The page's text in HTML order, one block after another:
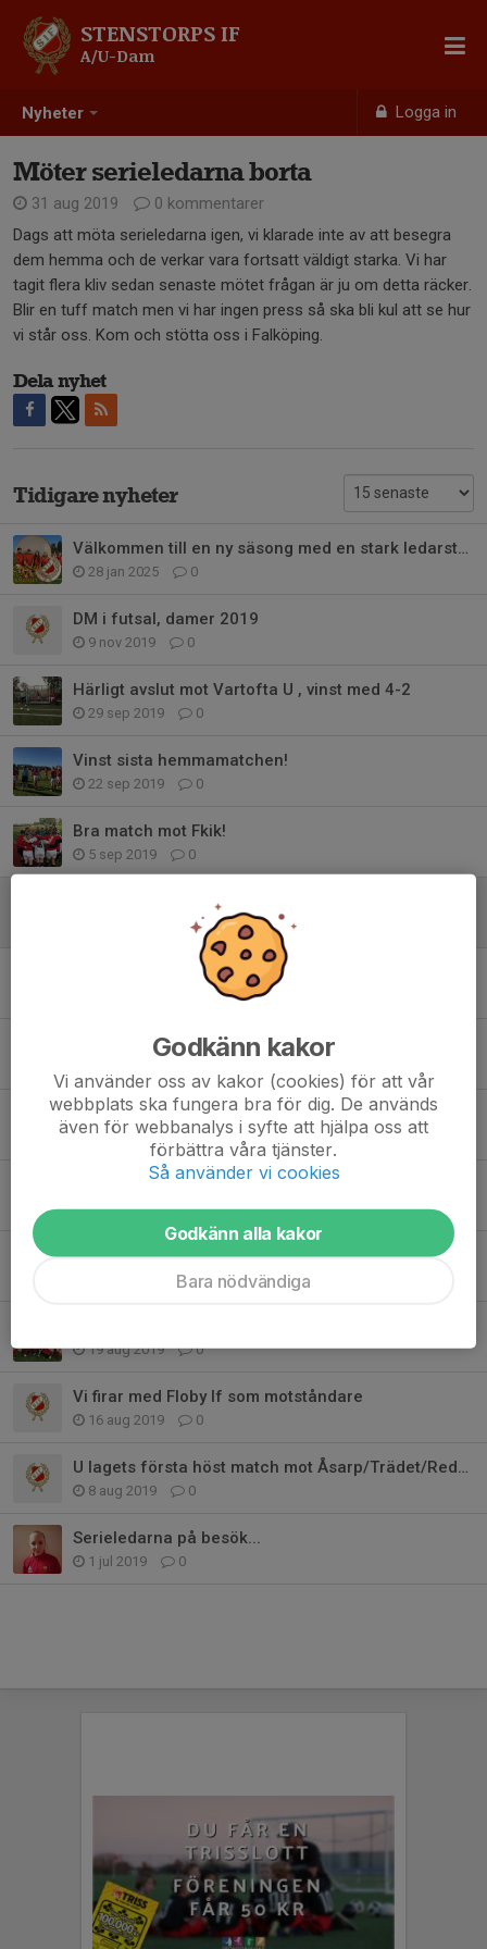
Nyheter Logga in
STENSTORPS IF
A/U-Dam
Möter serieledarna borta
31 aug 2019
0 kommentarer
Dags att möta serieledarna igen, vi klarade inte av att besegra
dem hemma och de verkar vara fortsatt väldigt starka. Vi har
tagit flera kliv sedan senaste mötet frågan är ju om detta räcker.
Blir en tuff match men vi har ingen press så ska bli kul att se hur
vi står oss. Kom och stötta oss i Falköping.
Dela nyhet
Tidigare nyheter
Välkommen till en ny säsong med en stark ledarstab!
28 jan 2025 0
DM i futsal, damer 2019
9 nov 2019 0
Härligt avslut mot Vartofta U , vinst med 4-2
29 sep 2019 0
Vinst sista hemmamatchen!
22 sep 2019 0
Bra match mot Fkik!
5 sep 2019 0
Möter serieledarna borta
0
Jämn match mot VSK slutade med en tung förlust!
Vartofta hemma!
Vinst mot Floby
24 aug 2019 0
Revansch mot IFK Hjo!
23 aug 2019 0
Sugna på vinst!
0
19 aug 2019 0
Vi firar med Floby If som motståndare
16 aug 2019 0
U lagets första höst match mot Åsarp/Trädet/Redväg
8 aug 2019 0
Serieledarna på besök...
1 jul 2019 0
Godkänn kakor
Vi använder oss av kakor (cookies) för att vår
webbplats ska fungera bra för dig. De används
även för webbanalys i syfte att hjälpa oss att
förbättra våra tjänster.
Så använder vi cookies
Godkänn alla kakor
Bara nödvändiga